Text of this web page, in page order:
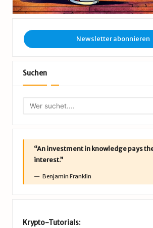
Newsletter abonnieren
Suchen
“An investment in knowledge pays
interest.”
Benjamin Franklin
Krypto-Tutorials: